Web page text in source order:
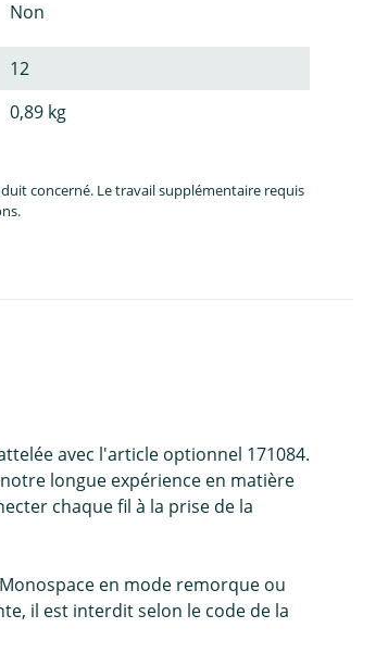
Non
12
0,89 kg
concerné. Le travail supplémentaire requis
avec l'article optionnel 171084.
longue expérience en matière
chaque fil à la prise de la
en mode remorque ou
il est interdit selon le code de la